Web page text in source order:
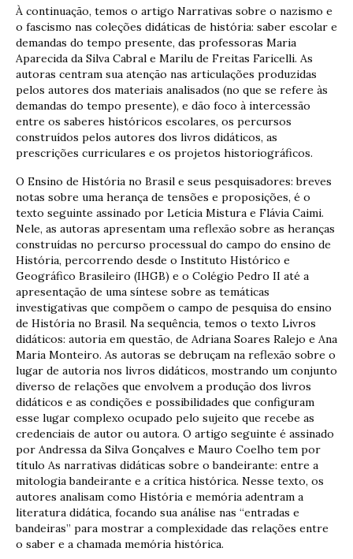
À continuação, temos o artigo Narrativas sobre o nazismo e
o fascismo nas coleções didáticas de história: saber escolar e
demandas do tempo presente, das professoras Maria
Aparecida da Silva Cabral e Marilu de Freitas Faricelli. As
autoras centram sua atenção nas articulações produzidas
pelos autores dos materiais analisados (no que se refere às
demandas do tempo presente), e dão foco à intercessão
entre os saberes históricos escolares, os percursos
construídos pelos autores dos livros didáticos, as
prescrições curriculares e os projetos historiográficos.
O Ensino de História no Brasil e seus pesquisadores: breves
notas sobre uma herança de tensões e proposições, é o
texto seguinte assinado por Letícia Mistura e Flávia Caimi.
Nele, as autoras apresentam uma reflexão sobre as heranças
construídas no percurso processual do campo do ensino de
História, percorrendo desde o Instituto Histórico e
Geográfico Brasileiro (IHGB) e o Colégio Pedro II até a
apresentação de uma síntese sobre as temáticas
investigativas que compõem o campo de pesquisa do ensino
de História no Brasil. Na sequência, temos o texto Livros
didáticos: autoria em questão, de Adriana Soares Ralejo e Ana
Maria Monteiro. As autoras se debruçam na reflexão sobre o
lugar de autoria nos livros didáticos, mostrando um conjunto
diverso de relações que envolvem a produção dos livros
didáticos e as condições e possibilidades que configuram
esse lugar complexo ocupado pelo sujeito que recebe as
credenciais de autor ou autora. O artigo seguinte é assinado
por Andressa da Silva Gonçalves e Mauro Coelho tem por
título As narrativas didáticas sobre o bandeirante: entre a
mitologia bandeirante e a crítica histórica. Nesse texto, os
autores analisam como História e memória adentram a
literatura didática, focando sua análise nas “entradas e
bandeiras” para mostrar a complexidade das relações entre
o saber e a chamada memória histórica.